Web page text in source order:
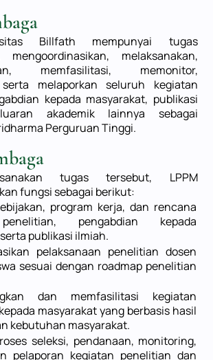
SISTEM TERINTEGRASI
Penerimaan Mahasiswa Baru
Siakad Akademik
E-Jurnal
Blog Dosen
Webmail
DOKUMEN
HUBUNGI KAMI
Billfath mempunyai tugas
mengoordinasikan, melaksanakan,
memfasilitasi, memonitor,
serta melaporkan seluruh kegiatan
kepada masyarakat, publikasi
akademik lainnya sebagai
Perguruan Tinggi.
tugas tersebut, LPPM
fungsi sebagai berikut:
program kerja, dan rencana
pengabdian kepada
publikasi ilmiah.
pelaksanaan penelitian dosen
sesuai dengan roadmap penelitian
dan memfasilitasi kegiatan
masyarakat yang berbasis hasil
kebutuhan masyarakat.
seleksi, pendanaan, monitoring,
pelaporan kegiatan penelitian dan